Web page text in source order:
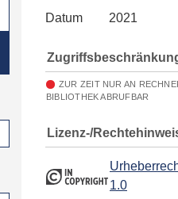
Datum
2021
ZUR ZEIT NUR AN
BIBLIOTHEK ABRUFBAR
Lizenz-/
1.0